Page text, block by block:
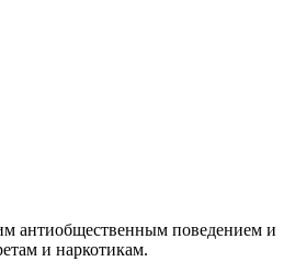
антиобщественным поведением и
и наркотикам.